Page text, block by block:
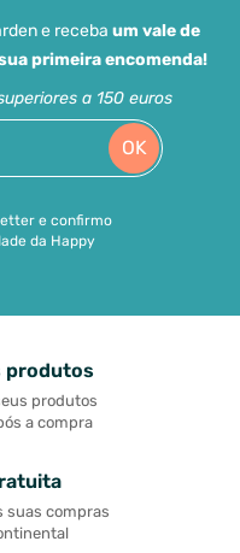
e receba um vale de
primeira encomenda!
a 150 euros
OK
e confirmo
da Happy
produtos
produtos
a compra
suas compras